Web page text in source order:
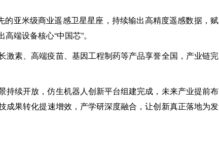
的亚米级商业遥感卫星星座，持续输出高精度遥感数据，赋
端设备核心“中国芯”。
素、高端疫苗、基因工程制药等产品享誉全国，产业链完
续开放，仿生机器人创新平台组建完成，未来产业提前布
成果转化提速增效，产学研深度融合，让创新真正落地为发